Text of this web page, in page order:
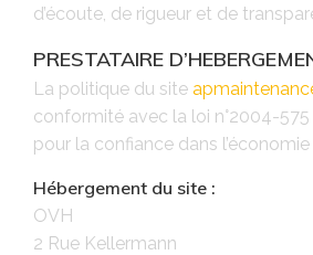
d’écoute, de rigueur et de
PRESTATAIRE
La politique du site
conformité avec la loi n°2004-575
pour la confiance dans
Hébergement du site :
OVH
2 Rue Kellermann